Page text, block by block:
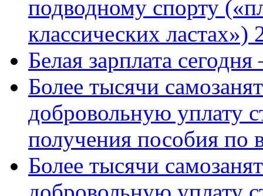
подводному спорту
классических ластах»)
Белая зарплата
Более тысячи
добровольную уплату
получения пособия по
Более тысячи